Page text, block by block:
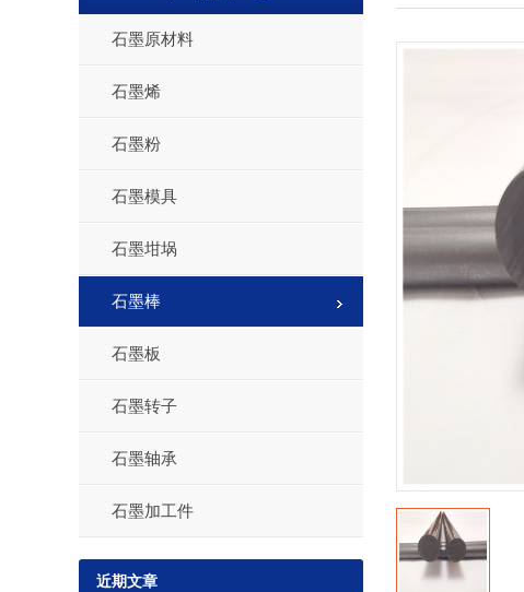
石墨原材料
石墨烯
石墨粉
石墨模具
石墨坩埚
石墨棒
石墨板
石墨转子
石墨轴承
石墨加工件
近期文章